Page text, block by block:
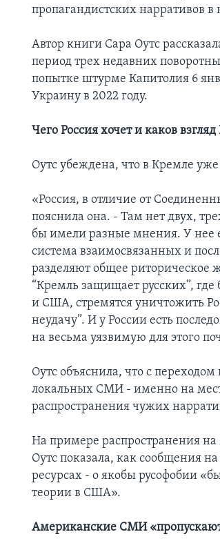
пропагандистских нарративов
Автор книги Сара Оутс
период трех недавних
попытке штурме Капитолия 6
Украину в 2022 году.
Чего Россия хочет и каков
Оутс убеждена, что в Кремле
«Россия, в отличие от
пояснила она. - Там нет двух,
бы имели разные мнения. У нее
система взаимосвязанных и
разделяют общее риторическое
“Кремль защищает русских”,
и США, стремятся уничтожить
неудачу”. И у России есть
на весьма уязвимую для этого
Оутс объяснила, что с
локальных СМИ - именно на
распространения чужих
На примере распространения
Оутс показала, как сообщения
ресурсах - о якобы русофобии
теории в США».
Американские СМИ